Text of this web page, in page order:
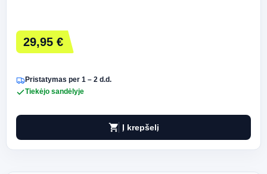
29,95 €
Pristatymas per 1 – 2 d.d.
Tiekėjo sandėlyje
shopping_cart Į krepšelį